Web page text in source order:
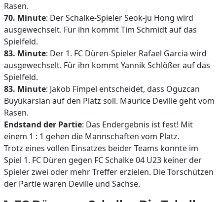
Rasen.
70. Minute: Der Schalke-Spieler Seok-ju Hong wird
ausgewechselt. Für ihn kommt Tim Schmidt auf das
Spielfeld.
83. Minute: Der 1. FC Düren-Spieler Rafael Garcia wird
ausgewechselt. Für ihn kommt Yannik Schlößer auf das
Spielfeld.
83. Minute: Jakob Fimpel entscheidet, dass Oguzcan
Büyükarslan auf den Platz soll. Maurice Deville geht vom
Rasen.
Endstand der Partie: Das Endergebnis ist fest! Mit
einem 1 : 1 gehen die Mannschaften vom Platz.
Trotz eines vollen Einsatzes beider Teams konnte im
Spiel 1. FC Düren gegen FC Schalke 04 U23 keiner der
Spieler zwei oder mehr Treffer erzielen. Die Torschützen
der Partie waren Deville und Sachse.